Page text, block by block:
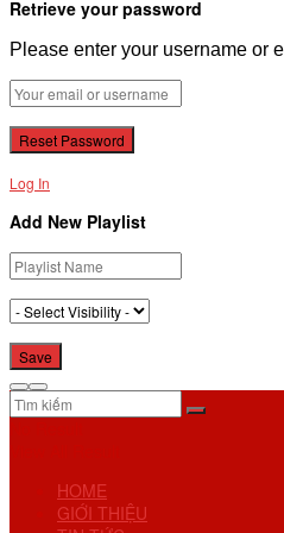
Retrieve your password
Please enter your username or
Log In
Add New Playlist
HOME
GIỚI THIỆU